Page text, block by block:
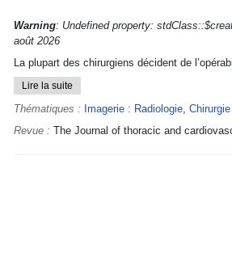
Warning: Undefined property:
août 2026
La plupart des chirurgiens décident de
Lire la suite
Thématiques : Imagerie : Radiologie, Chirurgie
Revue : The Journal of thoracic and